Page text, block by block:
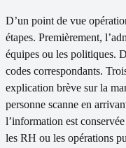
D’un point de vue
étapes. Premièrement,
équipes ou les politiques.
codes correspondants.
explication brève sur la
personne scanne en
l’information est
les RH ou les opérations